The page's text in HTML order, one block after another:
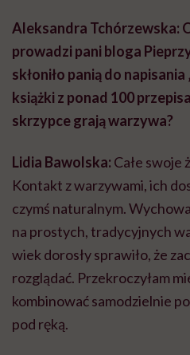
Aleksandra Tchórzewska:
prowadzi pani bloga
skłoniło panią do
książki z ponad 100
skrzypce grają warzywa?
Lidia Bawolska: Całe swoje
Kontakt z warzywami, ich
czymś naturalnym.
na prostych, tradycyjnych
wiek dorosły sprawiło, że
rozglądać. Przekroczyłam
kombinować samodzielnie
pod ręką.